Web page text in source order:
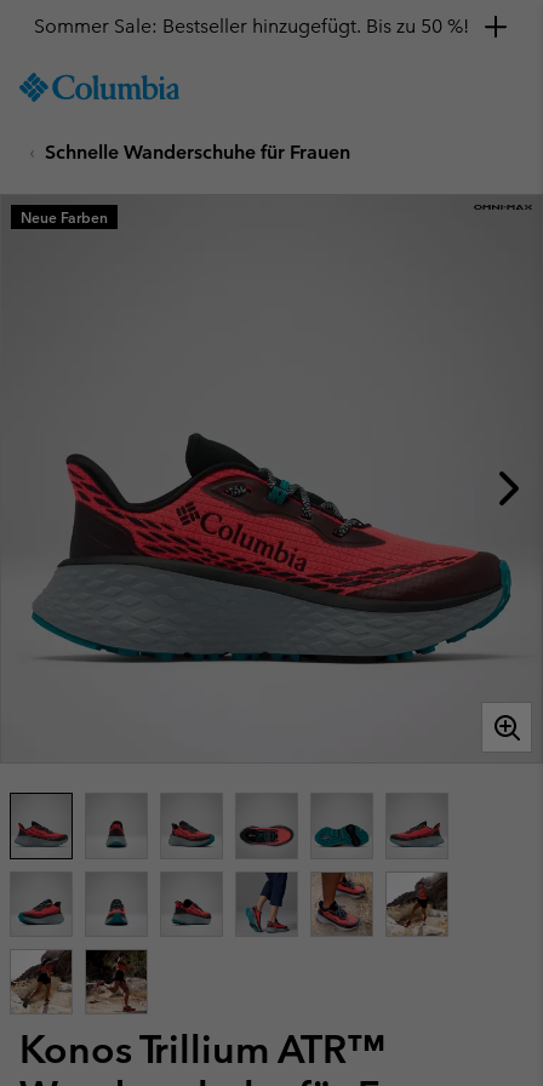
TO
SKIP
MAIN
NAV
Sommer Sale: Bestseller hinzugefügt. Bis zu 50 %!
Schnelle Wanderschuhe für Frauen
Konos Trillium ATR™
Neue Farben